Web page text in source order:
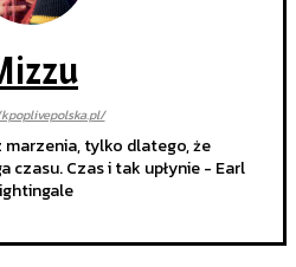
marzenia, tylko dlatego, że
czasu. Czas i tak upłynie - Earl